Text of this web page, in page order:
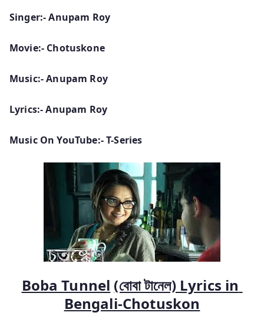
Singer:- Anupam Roy
Movie:- Chotuskone
Music:- Anupam Roy
Lyrics:- Anupam Roy
Music On YouTube:- T-Series
Boba Tunnel (বোবা টানেল) Lyrics in
Bengali-Chotuskon